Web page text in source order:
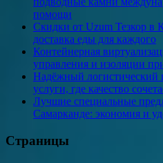
помощи
Скидки от Uzum Тезкор в
доставка еды для каждого
Контейнерная
управления и изоляции
Надёжный логистический
услуги, где качество
Лучшие специальные
Самарканде: экономия и
Страницы